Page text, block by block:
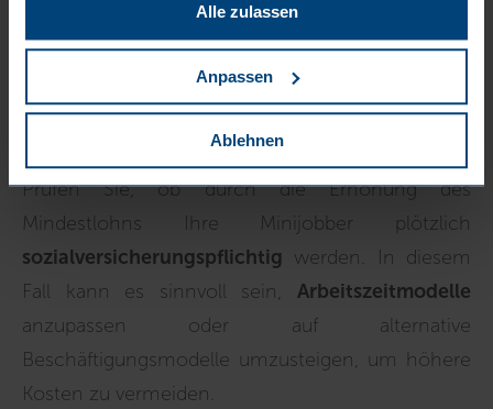
notwendigen Cookies zustimmenoder
individuelle Auswahl bestätigen.
Alle zulassen
Anpassen
Ablehnen
eine Überprüfung derLohnstrukturen
Abhängigkeit vom Stundenlohn und den
Arbeitszeiten der Mitarbeiter sind wichtig.
c. Anpassung der Minijob-Verträge
Prüfen Sie, ob durch die Erhöhung des
Mindestlohns Ihre Minijobber plötzlich
sozialversicherungspflichtig werden. In diesem
Fall kann es sinnvoll sein, Arbeitszeitmodelle
anzupassen oder auf alternative
Beschäftigungsmodelle umzusteigen, um höhere
Kosten zu vermeiden.